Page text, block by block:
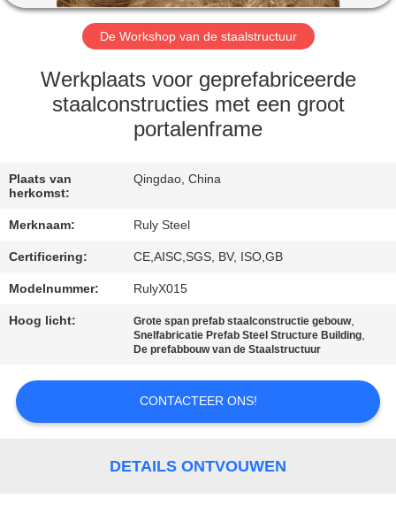
SHOW
ONGEVEER
ONS
CONTACTEER
ONS
FOUTENOPLOSSING
De Workshop van de staalstructuur
Werkplaats voor geprefabriceerde
staalconstructies met een groot
portalenframe
Plaats van
herkomst:
Qingdao, China
Merknaam: Ruly Steel
Certificering: CE,AISC,SGS, BV, ISO,GB
Modelnummer: RulyX015
Hoog licht: Grote span prefab staalconstructie gebouw,
Snelfabricatie Prefab Steel Structure Building,
De prefabbouw van de Staalstructuur
CONTACTEER ONS!
DETAILS ONTVOUWEN